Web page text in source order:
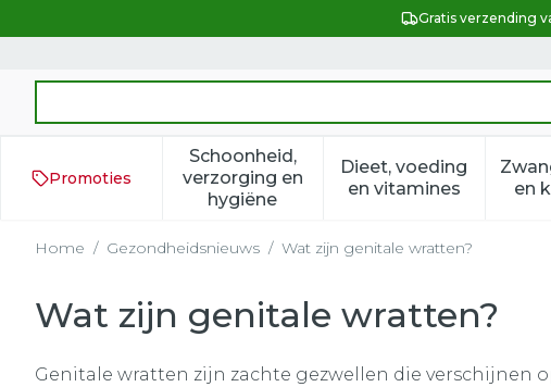
Gratis verzending
Promoties
Schoonheid,
verzorging en
hygiëne
Toon submenu voor Schoonheid,
Dieet, voeding
en vitaminesToon submenu
en
Home / Gezondheidsnieuws / Wat zijn genitale wratten?
Wat zijn genitale wratten?
Genitale wratten zijn zachte gezwellen die verschijnen